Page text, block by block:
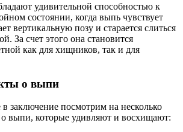
удивительной способностью к
состоянии, когда выпь чувствует
вертикальную позу и старается слиться
За счет этого она становится
как для хищников, так и для
о выпи
заключение посмотрим на несколько
выпи, которые удивляют и восхищают: